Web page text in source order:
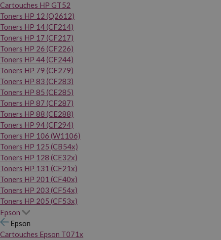
Cartouches HP GT52
Toners HP 12 (Q2612)
Toners HP 14 (CF214)
Toners HP 17 (CF217)
Toners HP 26 (CF226)
Toners HP 44 (CF244)
Toners HP 79 (CF279)
Toners HP 83 (CF283)
Toners HP 85 (CE285)
Toners HP 87 (CF287)
Toners HP 88 (CE288)
Toners HP 94 (CF294)
Toners HP 106 (W1106)
Toners HP 125 (CB54x)
Toners HP 128 (CE32x)
Toners HP 131 (CF21x)
Toners HP 201 (CF40x)
Toners HP 203 (CF54x)
Toners HP 205 (CF53x)
Epson
Epson
Cartouches Epson T071x